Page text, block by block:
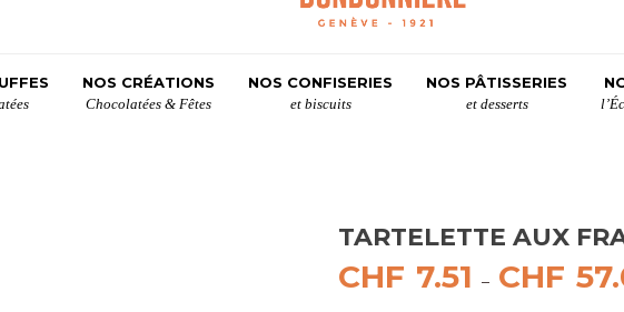
NOS CRÉATIONS
Chocolatées & Fêtes
NOS CONFISERIES
et biscuits
NOS PÂTISSERIES
et desserts
TARTELETTE AUX
CHF 7.51 – CHF